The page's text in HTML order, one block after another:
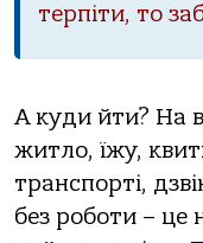
терпіти, то
А куди йти? На
житло, їжу,
транспорті,
без роботи – це